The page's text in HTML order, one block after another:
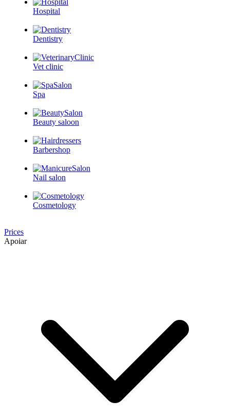
Hospital
Dentistry
Vet clinic
Spa
Beauty saloon
Barbershop
Nail salon
Cosmetology
Prices
Apoiar